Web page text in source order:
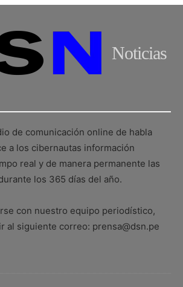
Noticias
de comunicación online de habla
a los cibernautas información
real y de manera permanente las
los 365 días del año.
con nuestro equipo periodístico,
al siguiente correo: prensa@dsn.pe